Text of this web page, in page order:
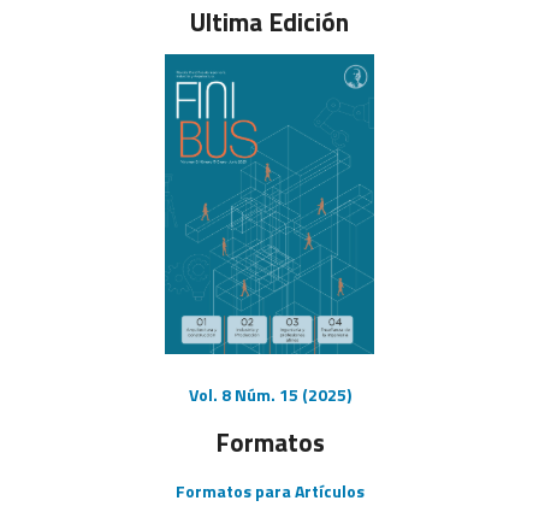
Ultima Edición
Vol. 8 Núm. 15 (2025)
Formatos
Formatos para Artículos